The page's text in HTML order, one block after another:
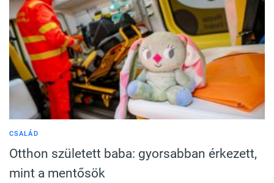
CSALÁD
Otthon született baba: gyorsabban érkezett,
mint a mentősök